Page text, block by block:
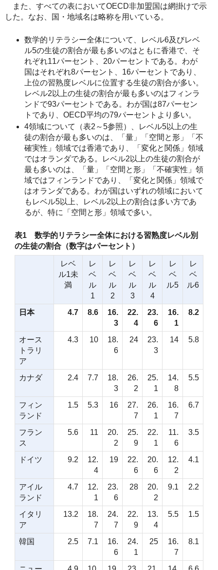
また、すべての表においてOECD非加盟国は網掛けで示
した。なお、国・地域名は略称を用いている。
数学的リテラシー全体について、レベル6及びレベ
ル5の生徒の割合が最も多いのはともに香港で、そ
れぞれ11パーセント、20パーセントである。わが
国はそれぞれ8パーセント、16パーセントであり、
上位の習熟度レベルに位置する生徒の割合が多い。
レベル2以上の生徒の割合が最も多いのはフィンラ
ンドで93パーセントである。わが国は87パーセン
トであり、OECD平均の79パーセントより多い。
4領域について（表2～5参照）、レベル5以上の生
徒の割合が最も多いのは、「量」「空間と形」「不
確実性」領域では香港であり、「変化と関係」領域
ではオランダである。レベル2以上の生徒の割合が
最も多いのは、「量」「空間と形」「不確実性」領
域ではフィンランドであり、「変化と関係」領域で
はオランダである。わが国はいずれの領域において
もレベル5以上、レベル2以上の割合は多い方であ
るが、特に「空間と形」領域で多い。
表1 数学的リテラシー全体における習熟度レベル別
の生徒の割合（数字はパーセント）
レベ
ル1未
満
レ
ベ
ル
1
レ
ベ
ル
2
レ
ベ
ル
3
レ
ベ
ル
4
レ
ベ
ル5
レ
ベ
ル6
日本 4.7 8.6
16.
3
22.
4
23.
6
16.
1
8.2
オース
トラリ
ア
4.3 10
18.
6
24
23.
3
14 5.8
カナダ 2.4 7.7
18.
3
26.
2
25.
1
14.
8
5.5
フィン
ランド
1.5 5.3 16
27.
7
26.
1
16.
7
6.7
フラン
ス
5.6 11
20.
2
25.
9
22.
1
11.
6
3.5
ドイツ 9.2
12.
4
19
22.
6
20.
6
12.
2
4.1
アイル
ランド
4.7
12.
1
23.
6
28
20.
2
9.1 2.2
イタリ
ア
13.2
18.
7
24.
7
22.
9
13.
4
5.5 1.5
韓国 2.5 7.1
16.
6
24.
1
25
16.
7
8.1